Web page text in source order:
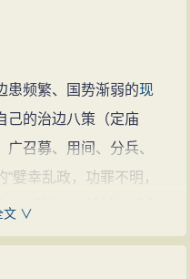
频繁、国势渐弱的现
己的治边八策（定庙
召募、用间、分兵、
嬖幸乱政，功罪不明，
深感
文 ∨